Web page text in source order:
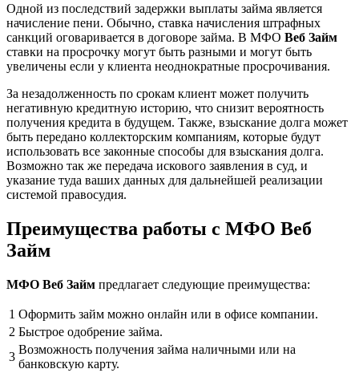
Одной из последствий задержки выплаты займа является
начисление пени. Обычно, ставка начисления штрафных
санкций оговаривается в договоре займа. В МФО Веб Займ
ставки на просрочку могут быть разными и могут быть
увеличены если у клиента неоднократные просрочивания.
За незадолженность по срокам клиент может получить
негативную кредитную историю, что снизит вероятность
получения кредита в будущем. Также, взыскание долга может
быть передано коллекторским компаниям, которые будут
использовать все законные способы для взыскания долга.
Возможно так же передача искового заявления в суд, и
указание туда ваших данных для дальнейшей реализации
системой правосудия.
Преимущества работы с МФО Веб
Займ
МФО Веб Займ предлагает следующие преимущества:
1 Оформить займ можно онлайн или в офисе компании.
2 Быстрое одобрение займа.
3
Возможность получения займа наличными или на
банковскую карту.